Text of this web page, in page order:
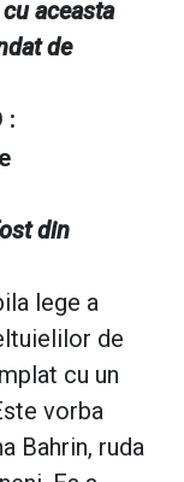
aceasta
de
:
din
lege a
de
cu un
vorba
Bahrin, ruda